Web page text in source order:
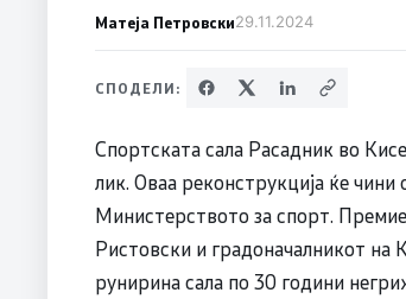
Матеја Петровски29.11.2024
СПОДЕЛИ:
Спортската сала Расадник во
лик. Оваа реконструкција ќе
Министерството за спорт.
Ристовски и градоначалникот на
рунирина сала по 30 години